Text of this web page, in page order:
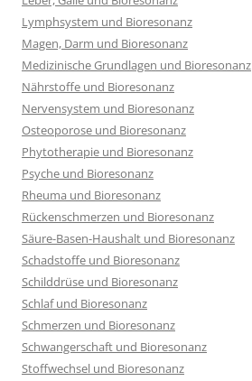
Lymphsystem und Bioresonanz
Magen, Darm und Bioresonanz
Medizinische Grundlagen und Bioresonanz
Nährstoffe und Bioresonanz
Nervensystem und Bioresonanz
Osteoporose und Bioresonanz
Phytotherapie und Bioresonanz
Psyche und Bioresonanz
Rheuma und Bioresonanz
Rückenschmerzen und Bioresonanz
Säure-Basen-Haushalt und Bioresonanz
Schadstoffe und Bioresonanz
Schilddrüse und Bioresonanz
Schlaf und Bioresonanz
Schmerzen und Bioresonanz
Schwangerschaft und Bioresonanz
Stoffwechsel und Bioresonanz